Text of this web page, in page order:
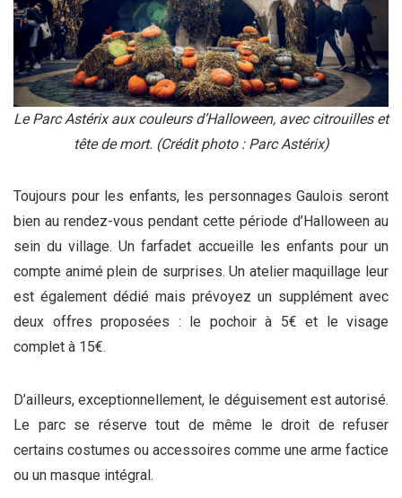
Le Parc Astérix aux couleurs d’Halloween, avec citrouilles et
tête de mort. (Crédit photo : Parc Astérix)
Toujours pour les enfants, les personnages Gaulois seront
bien au rendez-vous pendant cette période d’Halloween au
sein du village. Un farfadet accueille les enfants pour un
compte animé plein de surprises. Un atelier maquillage leur
est également dédié mais prévoyez un supplément avec
deux offres proposées : le pochoir à 5€ et le visage
complet à 15€.
D’ailleurs, exceptionnellement, le déguisement est autorisé.
Le parc se réserve tout de même le droit de refuser
certains costumes ou accessoires comme une arme factice
ou un masque intégral.